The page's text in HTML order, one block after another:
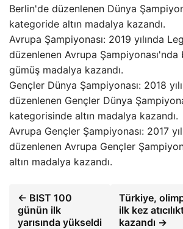
Berlin'de düzenlenen Dünya
kategoride altın madalya kazandı.
Avrupa Şampiyonası: 2019 yılında
düzenlenen Avrupa
gümüş madalya kazandı.
Gençler Dünya Şampiyonası: 2018
düzenlenen Gençler Dünya
kategorisinde altın madalya kazandı.
Avrupa Gençler Şampiyonası: 2017
düzenlenen Avrupa Gençler
altın madalya kazandı.
← BIST 100
günün ilk
yarısında yükseldi
Türkiye,
ilk kez
kazandı →